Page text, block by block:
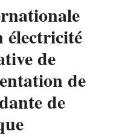
électricité
de
de
de